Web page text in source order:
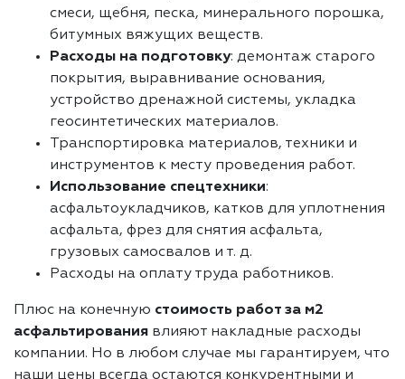
смеси, щебня, песка, минерального порошка,
битумных вяжущих веществ.
Расходы на подготовку: демонтаж старого
покрытия, выравнивание основания,
устройство дренажной системы, укладка
геосинтетических материалов.
Транспортировка материалов, техники и
инструментов к месту проведения работ.
Использование спецтехники:
асфальтоукладчиков, катков для уплотнения
асфальта, фрез для снятия асфальта,
грузовых самосвалов и т. д.
Расходы на оплату труда работников.
Плюс на конечную стоимость работ за м2
асфальтирования влияют накладные расходы
компании. Но в любом случае мы гарантируем, что
наши цены всегда остаются конкурентными и